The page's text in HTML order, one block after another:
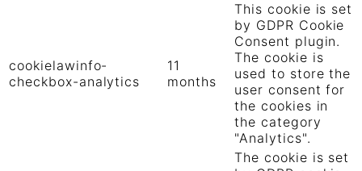
cookielawinfo-
checkbox-analytics
11
months
This cookie is set
by GDPR Cookie
Consent plugin.
The cookie is
used to store the
user consent for
the cookies in
the category
"Analytics".
The cookie is set